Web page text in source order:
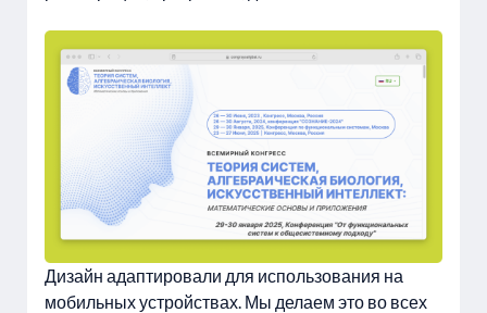
Дизайн адаптировали для использования на
мобильных устройствах. Мы делаем это во всех